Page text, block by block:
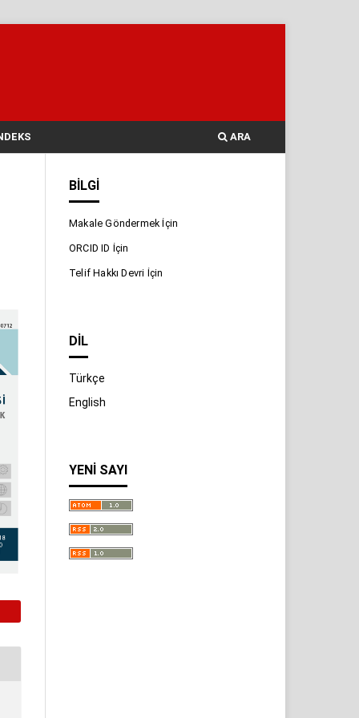
ARA
BILGI
Makale Göndermek İçin
ORCID ID İçin
Telif Hakkı Devri İçin
DIL
Türkçe
English
YENI SAYI